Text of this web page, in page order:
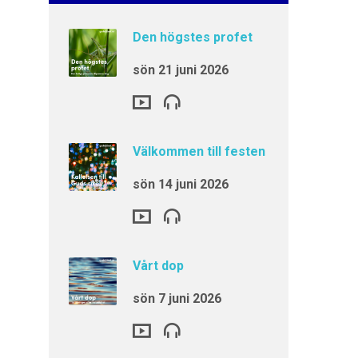
Den högstes profet
sön 21 juni 2026
Välkommen till festen
sön 14 juni 2026
Vårt dop
sön 7 juni 2026